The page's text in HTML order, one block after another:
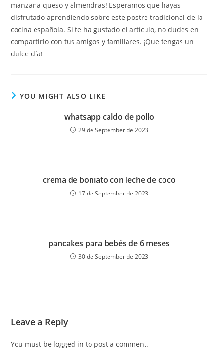
manzana queso y almendras! Esperamos que hayas
disfrutado aprendiendo sobre este postre tradicional de la
cocina española. Si te ha gustado el artículo, no dudes en
compartirlo con tus amigos y familiares. ¡Que tengas un
dulce día!
YOU MIGHT ALSO LIKE
whatsapp caldo de pollo
29 de September de 2023
crema de boniato con leche de coco
17 de September de 2023
pancakes para bebés de 6 meses
30 de September de 2023
Leave a Reply
You must be logged in to post a comment.